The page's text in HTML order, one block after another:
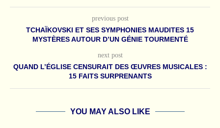
previous post
TCHAÏKOVSKI ET SES SYMPHONIES MAUDITES 15
MYSTÈRES AUTOUR D’UN GÉNIE TOURMENTÉ
next post
QUAND L’ÉGLISE CENSURAIT DES ŒUVRES MUSICALES :
15 FAITS SURPRENANTS
YOU MAY ALSO LIKE